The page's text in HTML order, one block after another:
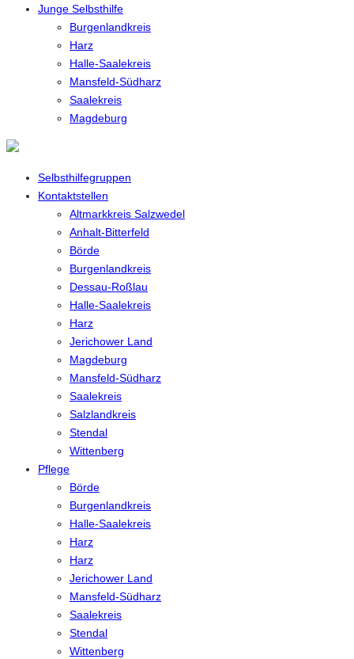
Junge Selbsthilfe
Burgenlandkreis
Harz
Halle-Saalekreis
Mansfeld-Südharz
Saalekreis
Magdeburg
Selbsthilfegruppen
Kontaktstellen
Altmarkkreis Salzwedel
Anhalt-Bitterfeld
Börde
Burgenlandkreis
Dessau-Roßlau
Halle-Saalekreis
Harz
Jerichower Land
Magdeburg
Mansfeld-Südharz
Saalekreis
Salzlandkreis
Stendal
Wittenberg
Pflege
Börde
Burgenlandkreis
Halle-Saalekreis
Harz
Harz
Jerichower Land
Mansfeld-Südharz
Saalekreis
Stendal
Wittenberg